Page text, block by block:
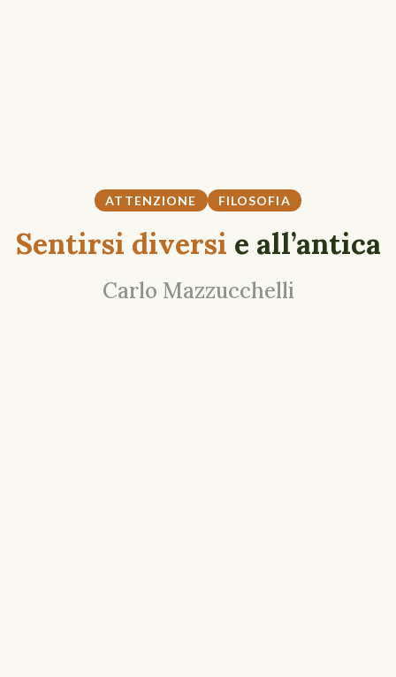
ATTENZIONE FILOSOFIA
Sentirsi diversi e all’antica
Carlo Mazzucchelli